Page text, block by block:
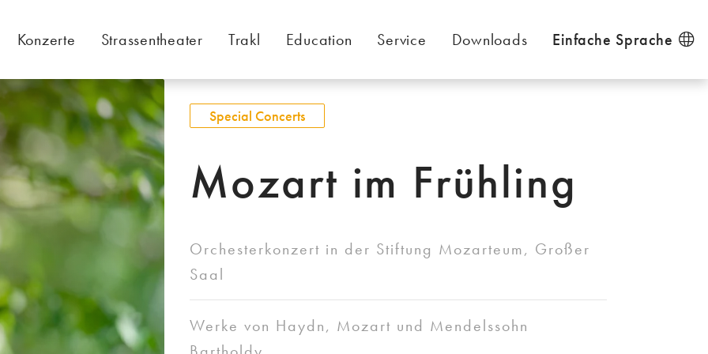
Konzerte Strassentheater Trakl Education Service Downloads Einfache Sprache
Special Concerts
Mozart im Frühling
Orchesterkonzert in der Stiftung Mozarteum, Großer
Saal
Werke von Haydn, Mozart und Mendelssohn